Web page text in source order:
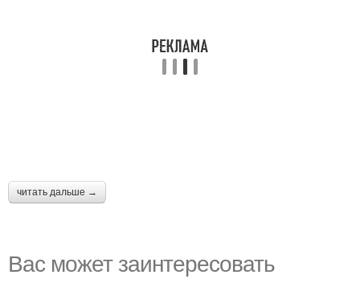
читать дальше →
Вас может заинтересовать